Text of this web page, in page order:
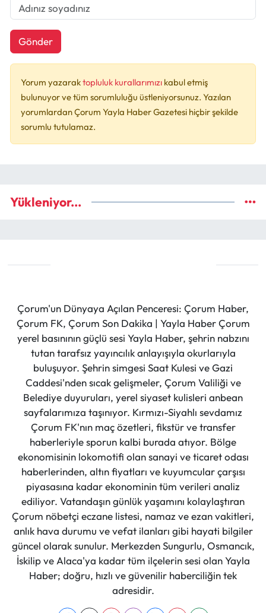
Gönder
Yorum yazaraktopluluk kurallarımızı kabul etmiş
bulunuyor ve tüm sorumluluğu üstleniyorsunuz. Yazılan
yorumlardan Çorum Yayla Haber Gazetesi hiçbir şekilde
sorumlu tutulamaz.
Yükleniyor...
Çorum'un Dünyaya Açılan Penceresi: Çorum Haber,
Çorum FK, Çorum Son Dakika | Yayla Haber Çorum
yerel basınının güçlü sesi Yayla Haber, şehrin nabzını
tutan tarafsız yayıncılık anlayışıyla okurlarıyla
buluşuyor. Şehrin simgesi Saat Kulesi ve Gazi
Caddesi'nden sıcak gelişmeler, Çorum Valiliği ve
Belediye duyuruları, yerel siyaset kulisleri anbean
sayfalarımıza taşınıyor. Kırmızı-Siyahlı sevdamız
Çorum FK'nın maç özetleri, fikstür ve transfer
haberleriyle sporun kalbi burada atıyor. Bölge
ekonomisinin lokomotifi olan sanayi ve ticaret odası
haberlerinden, altın fiyatları ve kuyumcular çarşısı
piyasasına kadar ekonominin tüm verileri analiz
ediliyor. Vatandaşın günlük yaşamını kolaylaştıran
Çorum nöbetçi eczane listesi, namaz ve ezan vakitleri,
anlık hava durumu ve vefat ilanları gibi hayati bilgiler
güncel olarak sunulur. Merkezden Sungurlu, Osmancık,
İskilip ve Alaca'ya kadar tüm ilçelerin sesi olan Yayla
Haber; doğru, hızlı ve güvenilir haberciliğin tek
adresidir.